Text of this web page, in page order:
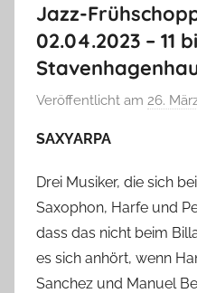
Jazz-
02.04.2023 – 11
Veröffentlicht am 26.
SAXYARPA
Drei Musiker, die sich
Saxophon, Harfe und
dass das nicht beim
es sich anhört, wenn
Sanchez und Manuel